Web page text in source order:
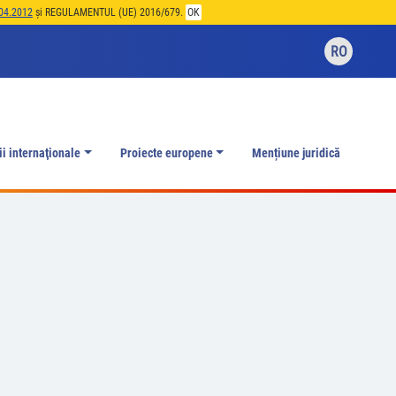
și REGULAMENTUL (UE) 2016/679. OK
RO
internaţionale Proiecte europene Mențiune juridică